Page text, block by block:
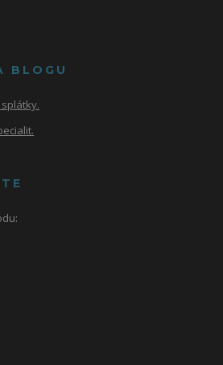
BLOGU